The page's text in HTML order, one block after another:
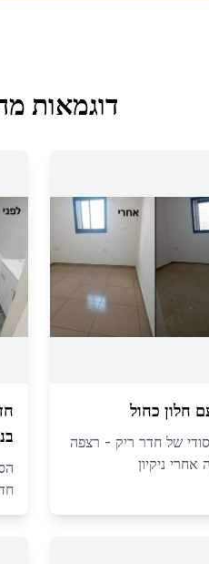
דוגמאות
חלון כחול
יסודי של חדר ריק - רצפה
אחרי ניקיון